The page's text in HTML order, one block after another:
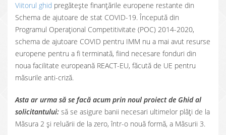
Viitorul ghid pregătește finanțările europene restante din
Schema de ajutoare de stat COVID-19. Începută din
Programul Operațional Competitivitate (POC) 2014-2020,
schema de ajutoare COVID pentru IMM nu a mai avut resurse
europene pentru a fi terminată, fiind necesare fonduri din
noua facilitate europeană REACT-EU, făcută de UE pentru
măsurile anti-criză.
Asta ar urma să se facă acum prin noul proiect de Ghid al
solicitantului: să se asigure banii necesari ultimelor plăți de la
Măsura 2 și reluării de la zero, într-o nouă formă, a Măsurii 3.